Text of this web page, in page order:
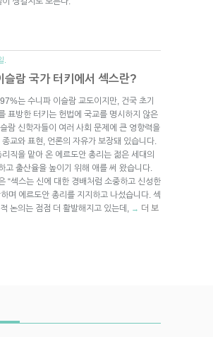
.
슬람 국가 터키에서 섹스란?
는 수니파 이슬람 교도이지만, 건국 초기
표방한 터키는 헌법에 국교를 명시하지 않은
람 신학자들이 여러 사회 문제에 큰 영향력을
교와 표현, 언론의 자유가 보장돼 있습니다.
직을 맡아 온 에르도안 총리는 젊은 세대의
고 출산율을 높이기 위해 애를 써 왔습니다.
“섹스는 신에 대한 경배처럼 소중하고 신성한
며 에르도안 총리를 지지하고 나섰습니다. 섹
논의는 점점 더 활발해지고 있는데,
→ 더 보